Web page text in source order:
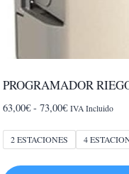
PROGRAMADOR
63,00€ - 73,00€Rango
precios:
IVA Incluido
2 ESTACIONES 4